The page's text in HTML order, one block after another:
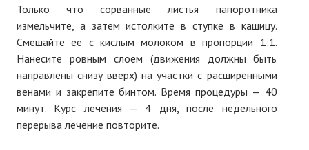
Только что сорванные листья папоротника
измельчите, а затем истолките в ступке в кашицу.
Смешайте ее с кислым молоком в пропорции 1:1.
Нанесите ровным слоем (движения должны быть
направлены снизу вверх) на участки с расширенными
венами и закрепите бинтом. Время процедуры — 40
минут. Курс лечения — 4 дня, после недельного
перерыва лечение повторите.